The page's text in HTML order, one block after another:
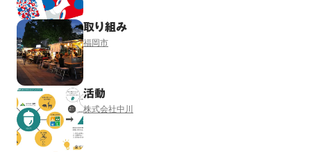
取り組み
福岡市
活動
株式会社中川